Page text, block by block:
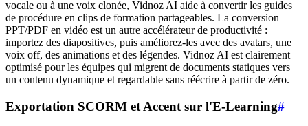
vocale ou à une voix clonée, Vidnoz AI aide à convertir les guides
de procédure en clips de formation partageables. La conversion
PPT/PDF en vidéo est un autre accélérateur de productivité :
importez des diapositives, puis améliorez-les avec des avatars, une
voix off, des animations et des légendes. Vidnoz AI est clairement
optimisé pour les équipes qui migrent de documents statiques vers
un contenu dynamique et regardable sans réécrire à partir de zéro.
Exportation SCORM et Accent sur l'E-Learning#